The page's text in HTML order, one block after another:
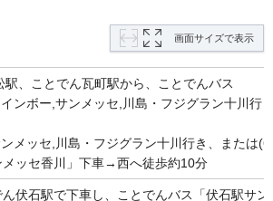
画面サイズで表示
駅、ことでん瓦町駅から、ことでんバス
ンボー,サンメッセ,川島・フジグラン十川行
メッセ,川島・フジグラン十川行き、または
メッセ香川」下車→西へ徒歩約10分
ん伏石駅で下車し、ことでんバス「伏石駅サ